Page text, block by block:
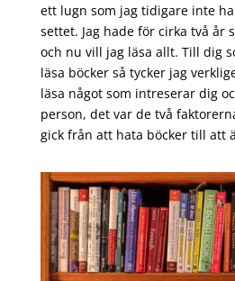
ett lugn som jag tidigare inte
settet. Jag hade för cirka två år
och nu vill jag läsa allt. Till dig
läsa böcker så tycker jag
läsa något som intreserar dig
person, det var de två
gick från att hata böcker till att